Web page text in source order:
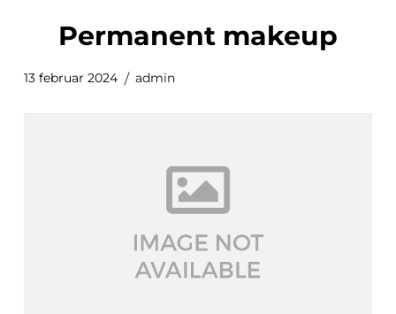
permanent makeup
13 februar 2024 admin